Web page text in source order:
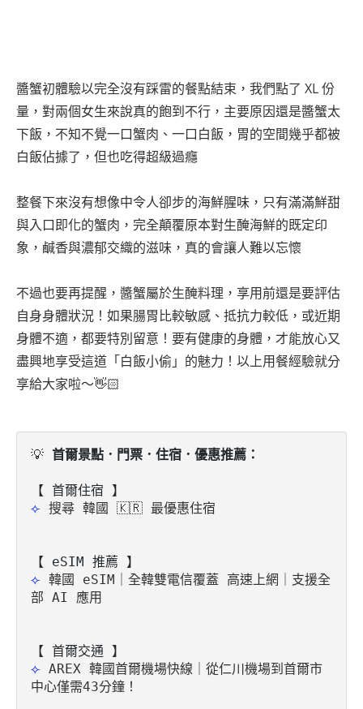
醬蟹初體驗以完全沒有踩雷的餐點結束，我們點了 XL 份
量，對兩個女生來說真的飽到不行，主要原因還是醬蟹太
下飯，不知不覺一口蟹肉、一口白飯，胃的空間幾乎都被
白飯佔據了，但也吃得超級過癮
整餐下來沒有想像中令人卻步的海鮮腥味，只有滿滿鮮甜
與入口即化的蟹肉，完全顛覆原本對生醃海鮮的既定印
象，鹹香與濃郁交織的滋味，真的會讓人難以忘懷
不過也要再提醒，醬蟹屬於生醃料理，享用前還是要評估
自身身體狀況！如果腸胃比較敏感、抵抗力較低，或近期
身體不適，都要特別留意！要有健康的身體，才能放心又
盡興地享受這道「白飯小偷」的魅力！以上用餐經驗就分
享給大家啦～👋🏻
💡 首爾景點．門票．住宿．優惠推薦：
⟣ 搜尋 韓國 🇰🇷 最優惠住宿
【 eSIM 推薦 】
⟣ 韓國 eSIM｜全韓雙電信覆蓋 高速上網｜支援全
部 AI 應用
⟣ AREX 韓國首爾機場快線｜從仁川機場到首爾市
中心僅需43分鐘！